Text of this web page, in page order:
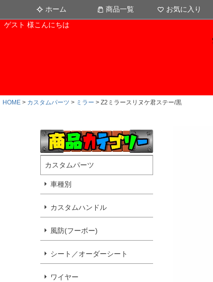
ホーム 商品一覧 お気に入り
ゲスト 様こんにちは
HOME カスタムパーツ ミラー Z2ミラースリヌケ君ステー/黒
カスタムパーツ
車種別
カスタムハンドル
風防(フーボー)
シート／オーダーシート
ワイヤー